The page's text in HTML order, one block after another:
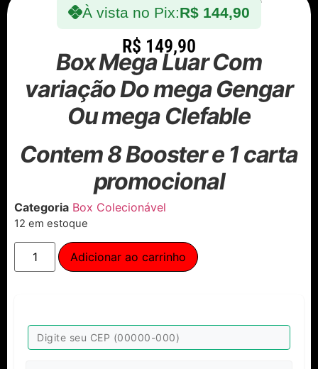
À vista no Pix:R$ 144,90
R$ 149,90
Box Mega Luar Com
variação Do mega Gengar
Ou mega Clefable
Contem 8 Booster e 1 carta
promocional
Categoria Box Colecionável
12 em estoque
Adicionar ao carrinho